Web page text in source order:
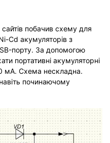
побачив схему для
Cd акумуляторів з
порту. За допомогою
портативні акумуляторні
мА. Схема нескладна.
починаючому